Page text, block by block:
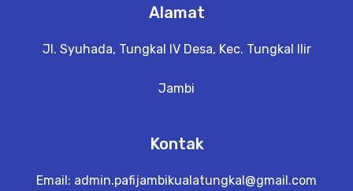
Alamat
Jl. Syuhada, Tungkal IV Desa, Kec. Tungkal Ilir
Jambi
Kontak
Email: admin.pafijambikualatungkal@gmail.com